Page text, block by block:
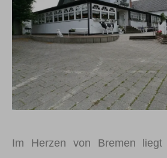
Im Herzen von Bremen